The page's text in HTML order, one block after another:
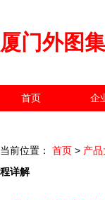
厦门外图
首页 企
当前位置： 首页 > 产
程详解